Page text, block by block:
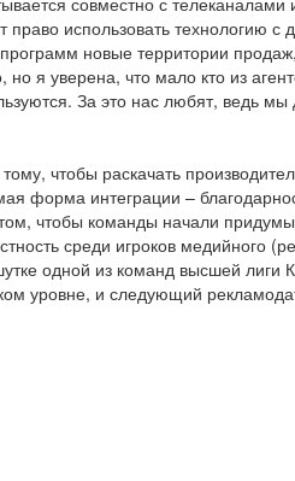
использовать технологию с
новые территории
я уверена, что мало кто из
За это нас любят, ведь
чтобы раскачать
форма интеграции –
чтобы команды начали
среди игроков медийного
одной из команд высшей лиги
уровне, и следующий